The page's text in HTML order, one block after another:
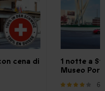
cena di
1 notte a
Museo
6